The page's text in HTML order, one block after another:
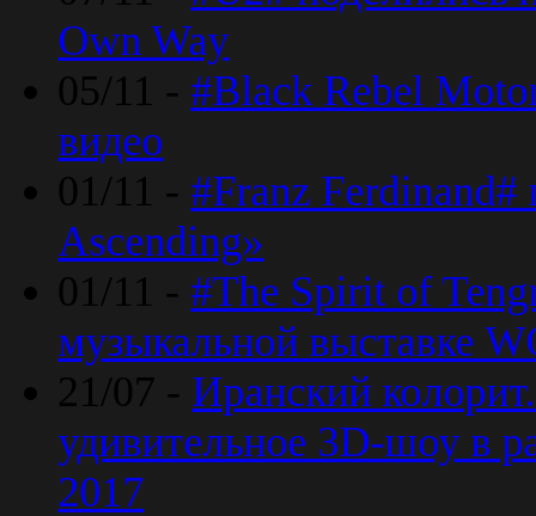
Own Way
05/11 - #Black Rebel
видео
01/11 - #Franz Ferdinand#
Ascending»
01/11 - #The Spirit of
музыкальной выставке
21/07 - Иранский
удивительное 3D-шоу в
2017